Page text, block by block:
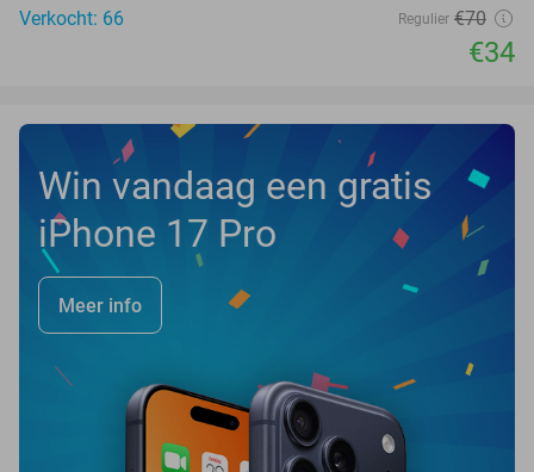
Verkocht: 66
Regulier €70
€34
Win vandaag een gratis
iPhone 17 Pro
Meer info